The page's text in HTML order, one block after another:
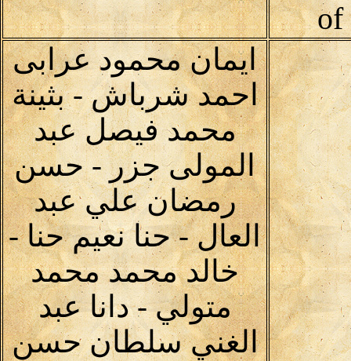
of
ايمان محمود عرابى
احمد شرباش - بثينة
محمد فيصل عبد
المولى جزر - حسن
رمضان علي عبد
العال - حنا نعيم حنا -
خالد محمد محمد
متولي - دانا عبد
الغني سلطان حسن